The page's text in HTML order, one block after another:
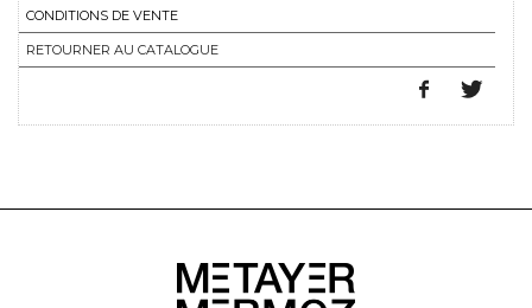
CONDITIONS DE VENTE
RETOURNER AU CATALOGUE